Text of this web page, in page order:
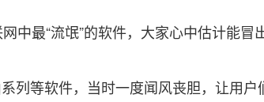
中最“流氓”的软件，大家心中估计能冒
列等软件，当时一度闻风丧胆，让用户